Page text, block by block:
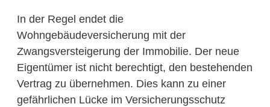
In der Regel endet die
Wohngebäudeversicherung mit der
Zwangsversteigerung der Immobilie. Der neue
Eigentümer ist nicht berechtigt, den bestehenden
Vertrag zu übernehmen. Dies kann zu einer
gefährlichen Lücke im Versicherungsschutz